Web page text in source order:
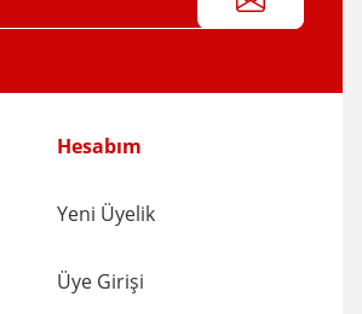
Hesabım
Yeni Üyelik
Üye Girişi